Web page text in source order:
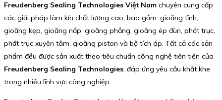
Freudenberg Sealing Technologies Việt Nam chuyên cung cấp
các giải pháp làm kín chất lượng cao, bao gồm: gioăng tĩnh,
gioăng kẹp, gioăng nắp, gioăng phẳng, gioăng ép đùn, phớt trục,
phớt trục xuyên tâm, gioăng piston và bộ tích áp. Tất cả các sản
phẩm đều được sản xuất theo tiêu chuẩn công nghệ tiên tiến của
Freudenberg Sealing Technologies, đáp ứng yêu cầu khắt khe
trong nhiều lĩnh vực công nghiệp.